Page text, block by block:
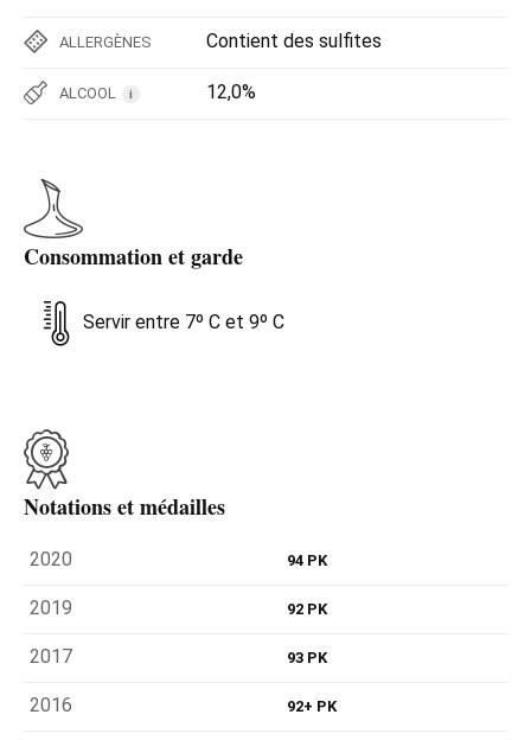
ALLERGÈNES Contient des sulfites
ALCOOL i 12,0%
Consommation et garde
Servir entre 7º C et 9º C
Notations et médailles
2020 94 PK
2019 92 PK
2017 93 PK
2016 92+ PK